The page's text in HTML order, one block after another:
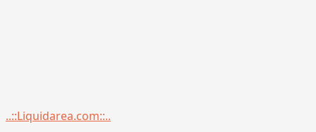
Menu
..::Liquidarea.com::..